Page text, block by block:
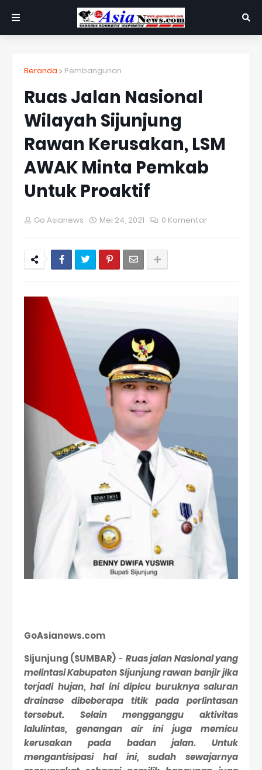
Beranda Pembangunan
Ruas Jalan Nasional
Wilayah Sijunjung
Rawan Kerusakan, LSM
AWAK Minta Pemkab
Untuk Proaktif
Go Asianews Mei 24, 2021 0 Komentar
GoAsianews.com
Sijunjung (SUMBAR) -Ruas jalan Nasional yang
melintasi Kabupaten Sijunjung rawan banjir jika
terjadi hujan, hal ini dipicu buruknya saluran
drainase dibeberapa titik pada perlintasan
tersebut. Selain mengganggu aktivitas
lalulintas, genangan air ini juga memicu
kerusakan pada badan jalan. Untuk
mengantisipasi hal ini, sudah sewajarnya